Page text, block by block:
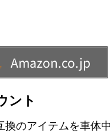
Amazon.co.jp
ント
換のアイテムを車